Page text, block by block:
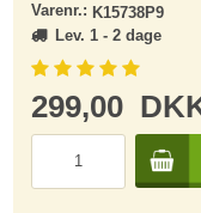
Varenr.: K15738P9
Lev. 1 - 2 dage
299,00